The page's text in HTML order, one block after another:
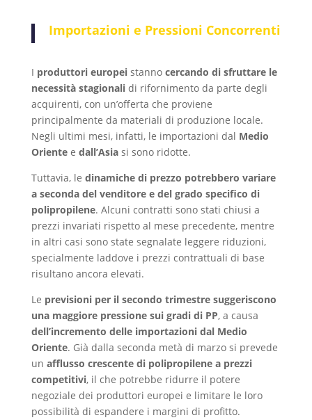
Importazioni e Pressioni Concorrenti
I produttori europeistanno cercando di sfruttare le
necessità stagionalidi rifornimento da parte degli
acquirenti, con un’offerta che proviene
principalmente da materiali di produzione locale.
Negli ultimi mesi, infatti, le importazioni dal Medio
Orientee dall’Asiasi sono ridotte.
Tuttavia, le dinamiche di prezzo potrebbero variare
a seconda del venditore e del grado specifico di
polipropilene. Alcuni contratti sono stati chiusi a
prezzi invariati rispetto al mese precedente, mentre
in altri casi sono state segnalate leggere riduzioni,
specialmente laddove i prezzi contrattuali di base
risultano ancora elevati.
Le previsioni per il secondo trimestre suggeriscono
una maggiore pressione sui gradi di PP, a causa
dell’incremento delle importazioni dal Medio
Oriente. Già dalla seconda metà di marzo si prevede
un afflusso crescente di polipropilene a prezzi
competitivi, il che potrebbe ridurre il potere
negoziale dei produttori europei e limitare le loro
possibilità di espandere i margini di profitto.